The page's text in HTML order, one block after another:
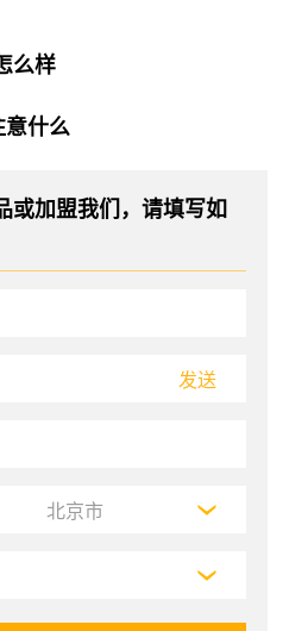
么样
什么
或加盟我们，请填写如
发送